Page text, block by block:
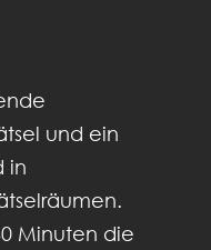
und ein
in
Minuten die